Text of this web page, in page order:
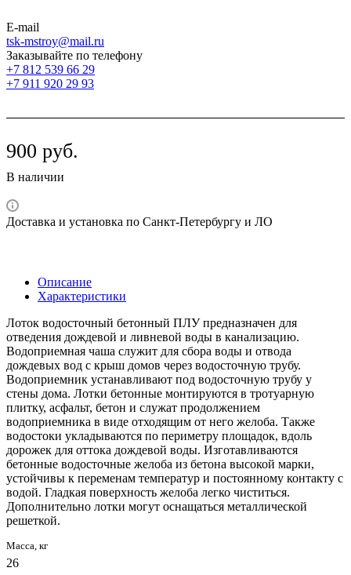
E-mail
tsk-mstroy@mail.ru
Заказывайте по телефону
+7 812 539 66 29
+7 911 920 29 93
900 руб.
В наличии
Доставка и установка по Санкт-Петербургу и ЛО
Описание
Характеристики
Лоток водосточный бетонный ПЛУ предназначен для
отведения дождевой и ливневой воды в канализацию.
Водоприемная чаша служит для сбора воды и отвода
дождевых вод с крыш домов через водосточную трубу.
Водоприемник устанавливают под водосточную трубу у
стены дома. Лотки бетонные монтируются в тротуарную
плитку, асфальт, бетон и служат продолжением
водоприемника в виде отходящим от него желоба. Также
водостоки укладываются по периметру площадок, вдоль
дорожек для оттока дождевой воды. Изготавливаются
бетонные водосточные желоба из бетона высокой марки,
устойчивы к переменам температур и постоянному контакту с
водой. Гладкая поверхность желоба легко чиститься.
Дополнительно лотки могут оснащаться металлической
решеткой.
Масса, кг
26